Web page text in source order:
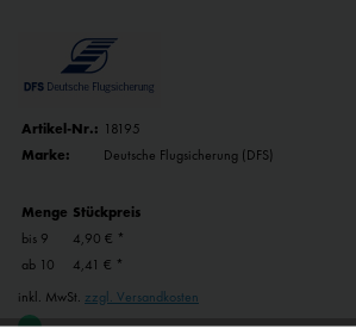
Artikel-Nr.: 18195
Marke:
Deutsche Flugsicherung (DFS)
Menge Stückpreis
bis 9
4,90 € *
ab 10
4,41 € *
inkl. MwSt. zzgl. Versandkosten